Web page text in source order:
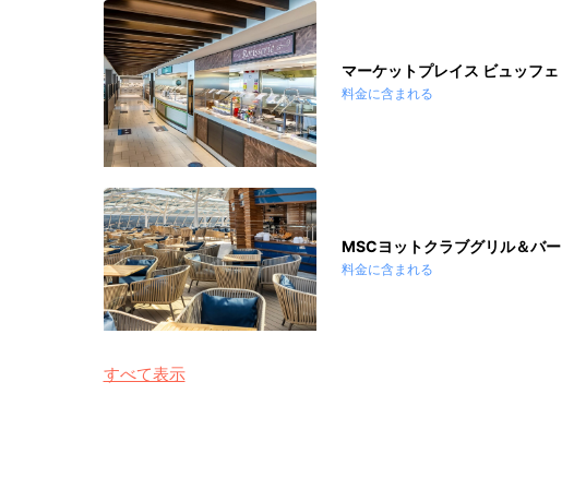
マーケットプレイス ビュッフェ
料金に含まれる
MSCヨットクラブグリル＆バー
料金に含まれる
すべて表示